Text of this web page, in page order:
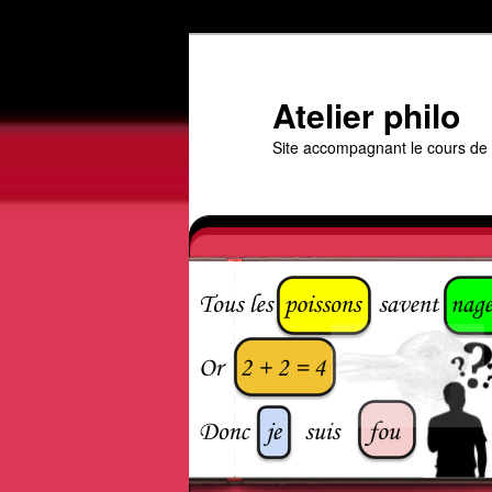
principal
Atelier philo
Site accompagnant le cours